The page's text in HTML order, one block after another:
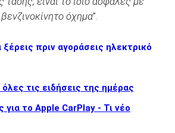
όχημα”.
πριν αγοράσεις ηλεκτρικό
τις ειδήσεις της ημέρας
για το Apple CarPlay - Τι νέο